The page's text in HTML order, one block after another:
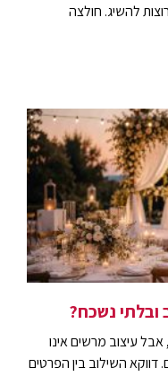
להשיג. חולצה
ובלתי נשכח?
עיצוב מרשים אינו
השילוב בין הפרטים